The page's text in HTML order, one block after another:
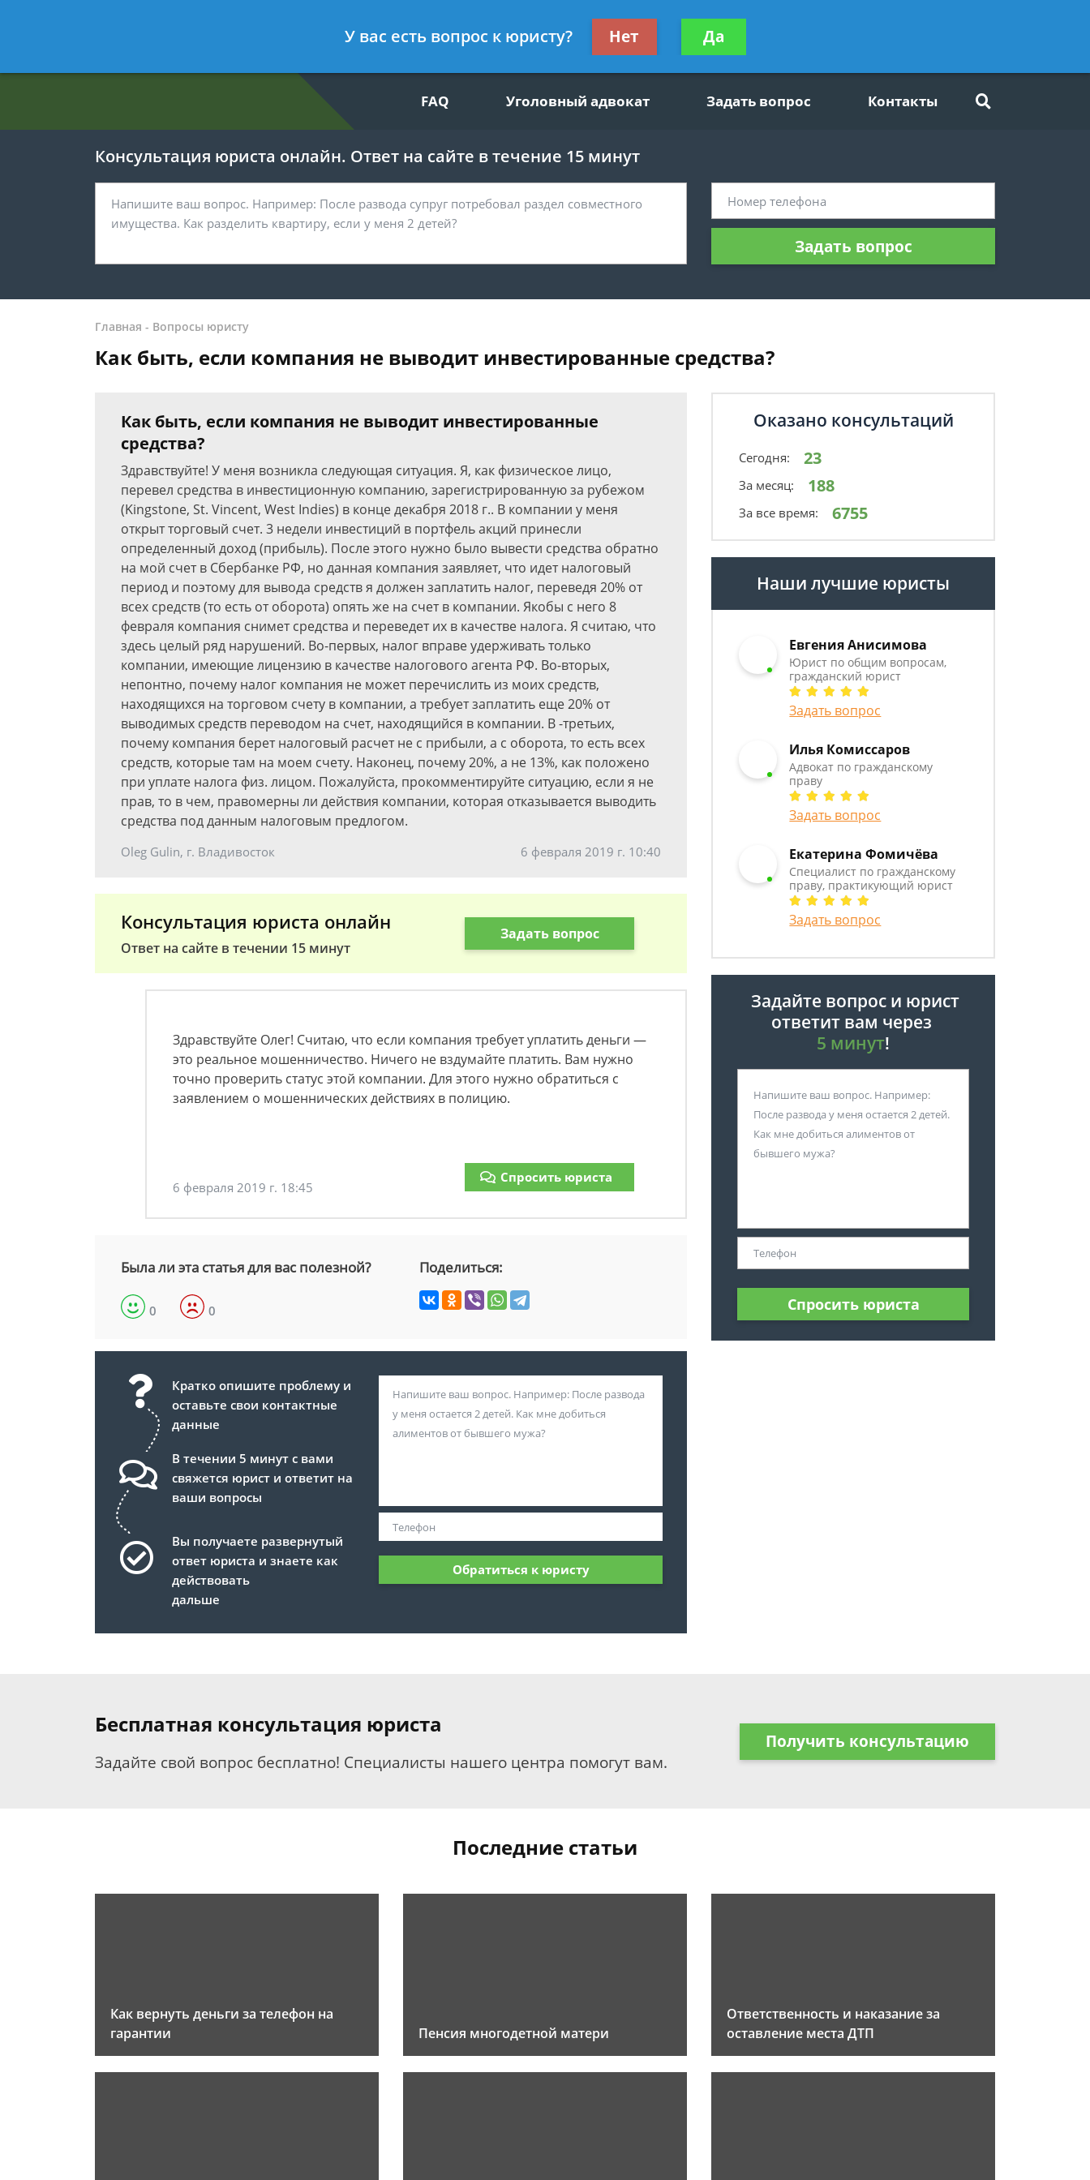
- Юрист по общим вопросам, гражданский юрист
Получите консультацию
бесплатно
FAQ Уголовный адвокат Задать вопрос Контакты
Консультация юриста онлайн. Ответ на сайте в течение 15 минут
Задать вопрос
Главная - Вопросы юристу
Как быть, если компания не выводит инвестированные средства?
Как быть, если компания не выводит инвестированные
средства?
Здравствуйте! У меня возникла следующая ситуация. Я, как физическое лицо,
перевел средства в инвестиционную компанию, зарегистрированную за рубежом
(Kingstone, St. Vincent, West Indies) в конце декабря 2018 г.. В компании у меня
открыт торговый счет. 3 недели инвестиций в портфель акций принесли
определенный доход (прибыль). После этого нужно было вывести средства обратно
на мой счет в Сбербанке РФ, но данная компания заявляет, что идет налоговый
период и поэтому для вывода средств я должен заплатить налог, переведя 20% от
всех средств (то есть от оборота) опять же на счет в компании. Якобы с него 8
февраля компания снимет средства и переведет их в качестве налога. Я считаю, что
здесь целый ряд нарушений. Во-первых, налог вправе удерживать только
компании, имеющие лицензию в качестве налогового агента РФ. Во-вторых,
непонтно, почему налог компания не может перечислить из моих средств,
находящихся на торговом счету в компании, а требует заплатить еще 20% от
выводимых средств переводом на счет, находящийся в компании. В -третьих,
почему компания берет налоговый расчет не с прибыли, а с оборота, то есть всех
средств, которые там на моем счету. Наконец, почему 20%, а не 13%, как положено
при уплате налога физ. лицом. Пожалуйста, прокомментируйте ситуацию, если я не
прав, то в чем, правомерны ли действия компании, которая отказывается выводить
средства под данным налоговым предлогом.
Oleg Gulin, г. Владивосток 6 февраля 2019 г. 10:40
Консультация юриста онлайн
Ответ на сайте в течении 15 минут
Задать вопрос
Здравствуйте Олег! Считаю, что если компания требует уплатить деньги —
это реальное мошенничество. Ничего не вздумайте платить. Вам нужно
точно проверить статус этой компании. Для этого нужно обратиться с
заявлением о мошеннических действиях в полицию.
6 февраля 2019 г. 18:45
Спросить юриста
Была ли эта статья для вас полезной?
0 0
Поделиться:
Кратко опишите проблему и
оставьте свои контактные
данные
В течении 5 минут с вами
свяжется юрист и ответит на
ваши вопросы
Вы получаете развернутый
ответ юриста и знаете как
действовать
дальше
Обратиться к юристу
Оказано консультаций
Сегодня: 23
За месяц: 188
За все время: 6755
Наши лучшие юристы
Евгения Анисимова
Юрист по общим вопросам,
гражданский юрист
Задать вопрос
Илья Комиссаров
Адвокат по гражданскому
праву
Задать вопрос
Екатерина Фомичёва
Специалист по гражданскому
праву, практикующий юрист
Задать вопрос
Задайте вопрос и юрист
ответит вам через
5 минут!
Спросить юриста
Бесплатная консультация юриста
Задайте свой вопрос бесплатно! Специалисты нашего центра помогут вам.
Получить консультацию
Последние статьи
Как вернуть деньги за телефон на
гарантии
Пенсия многодетной матери
Ответственность и наказание за
оставление места ДТП
У вас есть вопрос к юристу? Нет Да